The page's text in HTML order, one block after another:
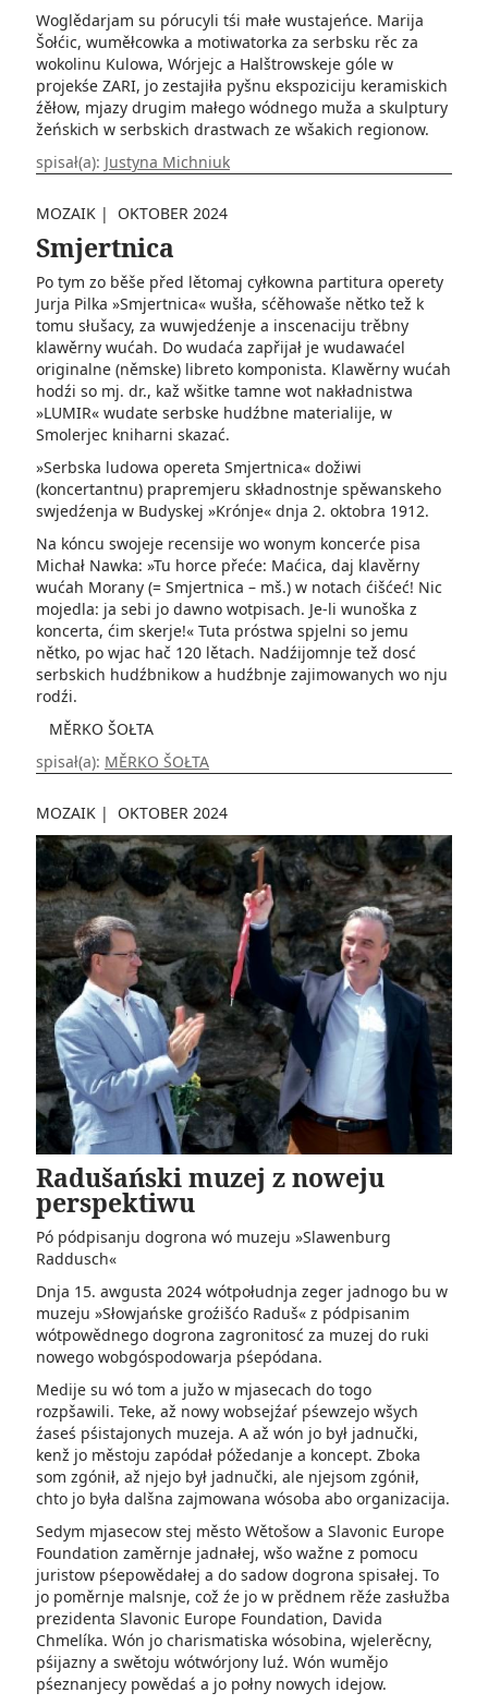
Woglědarjam su pórucyli tśi małe wustajeńce. Marija
Šołćic, wuměłcowka a motiwatorka za serbsku rěc za
wokolinu Kulowa, Wórjejc a Halštrowskeje góle w
projekśe ZARI, jo zestajiła pyšnu ekspoziciju keramiskich
źěłow, mjazy drugim małego wódnego muža a skulptury
žeńskich w serbskich drastwach ze wšakich regionow.
spisał(a): Justyna Michniuk
MOZAIK | OKTOBER 2024
Smjertnica
Po tym zo běše před lětomaj cyłkowna partitura operety
Jurja Pilka »Smjertnica« wušła, sćěhowaše nětko tež k
tomu słušacy, za wuwjedźenje a inscenaciju trěbny
klawěrny wućah. Do wudaća zapřijał je ­wudawaćel
originalne (němske) libreto komponista. Klawěrny wućah
hodźi so mj. dr., kaž wšitke tamne wot nakładnistwa
»LUMIR« wudate serbske hudźbne materialije, w
Smolerjec kniharni skazać.
»Serbska ludowa opereta Smjertnica« dožiwi
(koncertantnu) prapremjeru składnostnje spěwanskeho
swjedźenja w Budyskej »Krónje« dnja 2. oktobra 1912.
Na kóncu swojeje recensije wo wonym koncerće pisa
Michał Nawka: »Tu horce přeće: Maćica, daj klavěrny
wućah Morany (= Smjertnica – mš.) w notach ćišćeć! Nic
mojedla: ja sebi jo dawno wotpisach. Je-li wunoška z
koncerta, ćim skerje!« ­Tuta próstwa spjelni so ­jemu
nětko, po wjac hač 120 ­lětach. Nadźijomnje tež dosć
serbskich hudźbnikow a hudźbnje zajimowanych wo nju
rodźi.
MĚRKO ŠOŁTA
spisał(a): MĚRKO ŠOŁTA
MOZAIK | OKTOBER 2024
Radušański muzej z noweju
perspektiwu
Pó pódpisanju dogrona wó muzeju »Slawenburg
Raddusch«
Dnja 15. awgusta 2024 wótpołudnja zeger jadnogo bu w
muzeju »Słowjańske groźišćo Raduš« z pódpisanim
wótpowědnego dogrona zagronitosć za muzej do ruki
nowego wobgóspodowarja pśepódana.
Medije su wó tom a južo w mjasecach do togo
rozpšawili. Teke, až nowy wobsejźaŕ pśewzejo wšych
źaseś pśistajonych muzeja. A až wón jo był jadnučki,
kenž jo městoju zapódał póžedanje a koncept. Zboka
som zgónił, až njejo był jadnučki, ale njejsom zgónił,
chto jo była dalšna zajmowana wósoba abo organizacija.
Sedym mjasecow stej město Wětošow a Slavonic Europe
Foundation zaměrnje jadnałej, wšo wažne z pomocu
juristow pśepowědałej a do sadow dogrona spisałej. To
jo poměrnje malsnje, což źe jo w prědnem rěźe zasłužba
prezidenta Slavonic Europe Foundation, Davida
Chmelíka. Wón jo charismatiska wósobina, wjelerěcny,
pśijazny a swětoju wótwórjony luź. Wón wumějo
pśeznanjecy powědaś a jo połny nowych idejow.